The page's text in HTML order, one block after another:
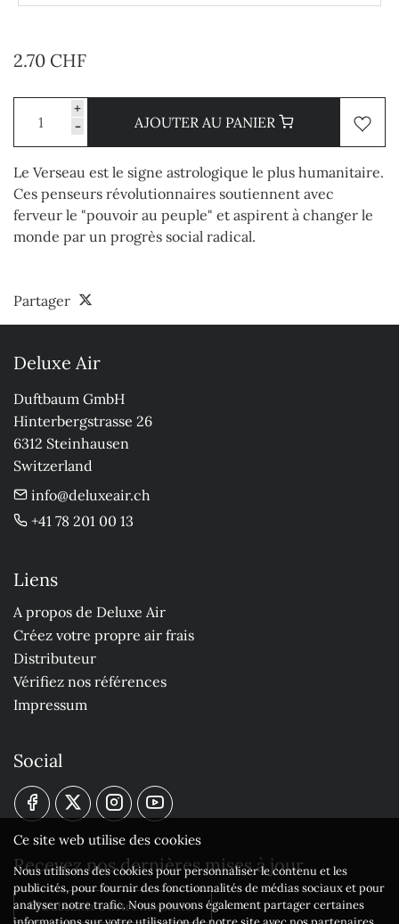
2.70 CHF
+
-
AJOUTER AU PANIER
Le Verseau est le signe astrologique le plus humanitaire.
Ces penseurs révolutionnaires soutiennent avec
ferveur le "pouvoir au peuple" et aspirent à changer le
monde par un progrès social radical.
Partager
Deluxe Air
Duftbaum GmbH
Hinterbergstrasse 26
6312 Steinhausen
Switzerland
info@deluxeair.ch
+41 78 201 00 13
Liens
A propos de Deluxe Air
Créez votre propre air frais
Distributeur
Vérifiez nos références
Impressum
Social
Recevez nos dernières mises à jour
S'abonner à notre newsletter
Ce site web utilise des cookies
Nous utilisons des cookies pour personnaliser le contenu et les
publicités, pour fournir des fonctionnalités de médias sociaux et pour
analyser notre trafic. Nous pouvons également partager certaines